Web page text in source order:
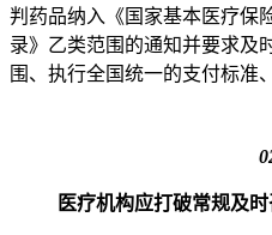
判药品纳入《国家基本医疗保
录》乙类范围的通知并要求及
围、执行全国统一的支付标准
医疗机构应打破常规及